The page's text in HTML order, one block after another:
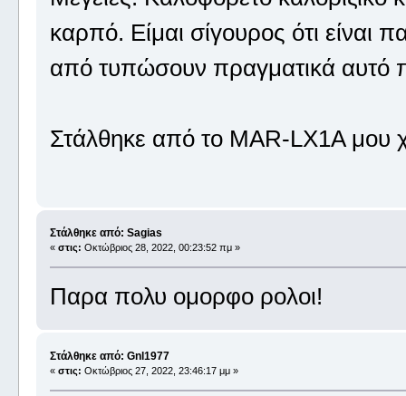
καρπό. Είμαι σίγουρος ότι
από τυπώσουν πραγματικά αυτό
Στάλθηκε από το MAR-LX1A μου
Στάλθηκε από: Sagias
« στις: Οκτώβριος 28, 2022, 00:23:52 πμ »
Παρα πολυ ομορφο ρολοι!
Στάλθηκε από: Gnl1977
« στις: Οκτώβριος 27, 2022, 23:46:17 μμ »